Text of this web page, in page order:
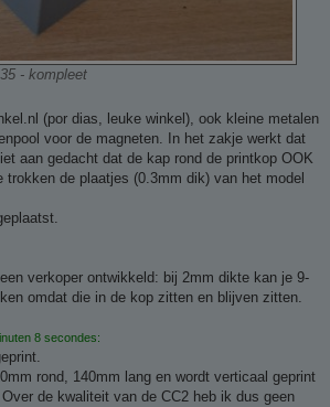
- kompleet
(por dias, leuke winkel), ook kleine metalen
voor de magneten. In het zakje werkt dat
aan gedacht dat de kap rond de printkop OOK
trokken de plaatjes (0.3mm dik) van het model
verkoper ontwikkeld: bij 2mm dikte kan je 9-
omdat die in de kop zitten en blijven zitten.
8 secondes:
rond, 140mm lang en wordt verticaal geprint
de kwaliteit van de CC2 heb ik dus geen